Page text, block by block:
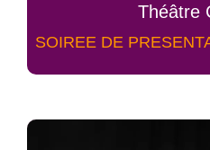
Théâtre
SOIREE DE